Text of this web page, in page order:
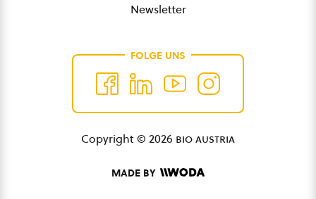
Newsletter
FOLGE UNS
Copyright © 2026 bio austria
MADE BY